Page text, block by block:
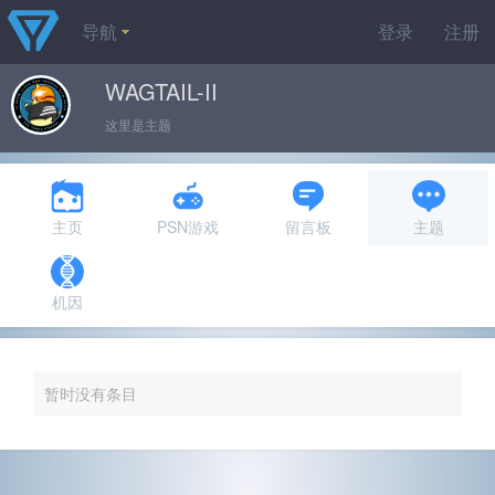
登录 注册
导航
WAGTAIL-II
这里是主题
主页 PSN游戏 留言板 主题
机因
暂时没有条目